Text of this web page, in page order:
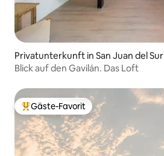
Privatunterkunft in San Juan del Sur
Blick auf den Gavilán. Das Loft
Beliebter Gäste-Favorit.
Gäste-Favorit